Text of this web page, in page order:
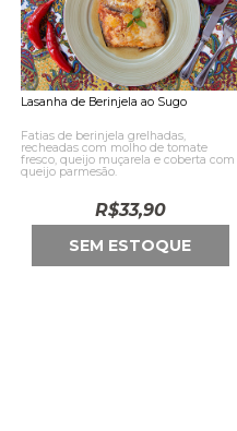
Lasanha de Berinjela ao Sugo
Fatias de berinjela grelhadas,
recheadas com molho de tomate
fresco, queijo muçarela e coberta com
queijo parmesão.
R$33,90
SEM ESTOQUE